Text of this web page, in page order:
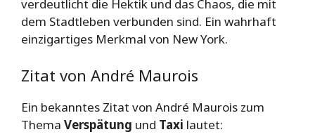
verdeutlicht die Hektik und das Chaos, die mit
dem Stadtleben verbunden sind. Ein wahrhaft
einzigartiges Merkmal von New York.
Zitat von André Maurois
Ein bekanntes Zitat von André Maurois zum
Thema Verspätung und Taxi lautet: